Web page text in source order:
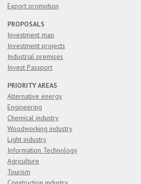
Export promotion
PROPOSALS
Investment map
Investment projects
Industrial premises
Invest Passport
PRIORITY AREAS
Alternative energy
Engineering
Chemical industry
Woodworking industry
Light industry
Information Technology
Agriculture
Tourism